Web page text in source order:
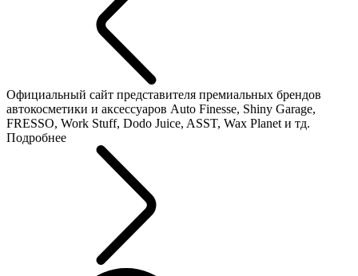
Официальный сайт представителя премиальных брендов
автокосметики и аксессуаров Auto Finesse, Shiny Garage,
FRESSO, Work Stuff, Dodo Juice, ASST, Wax Planet и тд.
Подробнее